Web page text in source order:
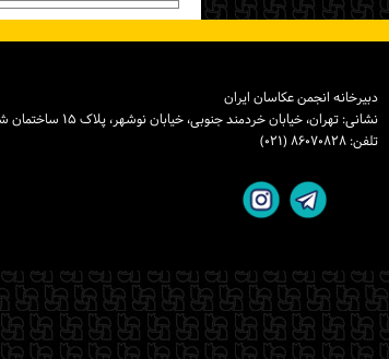
دبیرخانه انجمن عکاسان ایران
نشانی: تهران، خیابان خردمند جنوبی، خیابان نوشهر، پلاک ۱۵ ساختمان شماره ۲ خانه هنرمندان ایران، واحد ۸
تلفن: ۸۶۰۷۰۸۲۸ (۰۲۱)